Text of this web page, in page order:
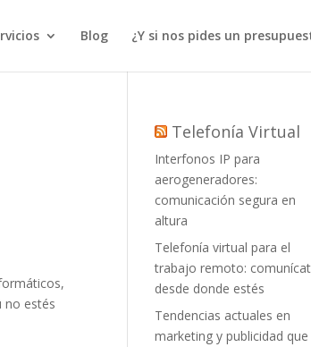
Blog ¿Y si nos pides un
no estés
Telefonía Virtual
Interfonos IP para
aerogeneradores:
comunicación segura en
altura
Telefonía virtual para el
trabajo remoto:
desde donde estés
Tendencias actuales en
marketing y publicidad que